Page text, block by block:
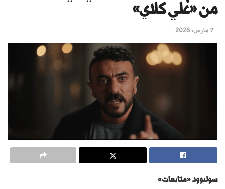
من «علي كلاي»
7 مارس، 2026
سوليوود «متابعات»